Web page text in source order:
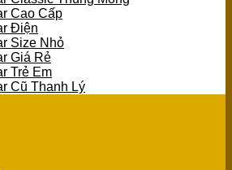
Cao Cấp
Điện
Size Nhỏ
Giá Rẻ
Trẻ Em
Cũ Thanh Lý